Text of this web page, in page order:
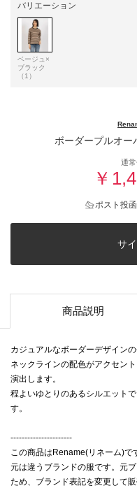
バリエーション
ベージュ×
ブラック
（1）
ボーダープルオー
通
￥
ポスト投
サ
商品説明
カジュアルなボーダーデザインの
ネックラインの配色がアクセン
演出します。
程よいゆとりのあるシルエット
す。
----------------------
この商品はRename(リネーム)で
元は違うブランドの服です。元
ため、ブランド表記を変更して